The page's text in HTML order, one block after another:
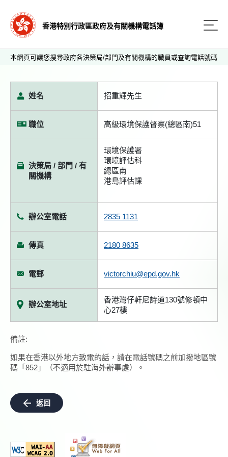
香港特別行政區政府及有關機構電話簿
本網頁可讓您搜尋政府各決策局/部門及有關機構的職員或查詢電話號碼
姓名 招重輝先生
職位 高級環境保護督察(總區南)51
決策局 / 部門 / 有
關機構
環境保護署
環境評估科
總區南
港島評估課
辦公室電話 2835 1131
傳真 2180 8635
電郵 victorchiu@epd.gov.hk
辦公室地址
香港灣仔軒尼詩道130號修頓中
心27樓
備註:
如果在香港以外地方致電的話，請在電話號碼之前加撥地區號
碼「852」（不適用於駐海外辦事處）。
返回